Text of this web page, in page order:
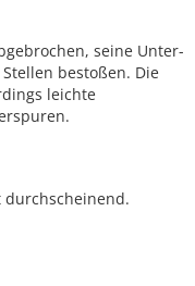
seine Unter-
bestoßen. Die
leichte